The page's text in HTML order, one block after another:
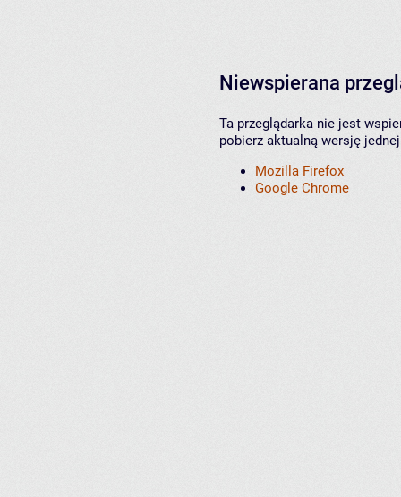
Niewspierana
Ta przeglądarka nie jest
pobierz aktualną wersję
Mozilla Firefox
Google Chrome